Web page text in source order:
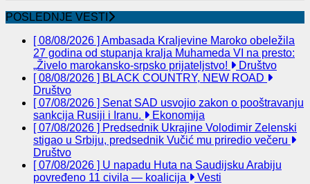
POSLEDNJE VESTI
[ 08/08/2026 ] Ambasada Kraljevine Maroko obeležila
27 godina od stupanja kralja Muhameda VI na presto:
„Živelo marokansko-srpsko prijateljstvo!
Društvo
[ 08/08/2026 ] BLACK COUNTRY, NEW ROAD
Društvo
[ 07/08/2026 ] Senat SAD usvojio zakon o pooštravanju
sankcija Rusiji i Iranu.
Ekonomija
[ 07/08/2026 ] Predsednik Ukrajine Volodimir Zelenski
stigao u Srbiju, predsednik Vučić mu priredio večeru
Društvo
[ 07/08/2026 ] U napadu Huta na Saudijsku Arabiju
povređeno 11 civila — koalicija
Vesti